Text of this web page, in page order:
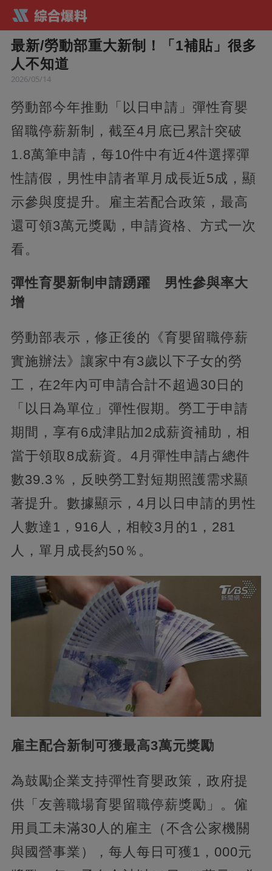
最新/勞動部重大新制！「1補貼」很多
人不知道
2026/05/14
勞動部今年推動「以日申請」彈性育嬰
留職停薪新制，截至4月底已累計突破
1.8萬筆申請，每10件中有近4件選擇彈
性請假，男性申請者單月成長近5成，顯
示參與度提升。雇主若配合政策，最高
還可領3萬元獎勵，申請資格、方式一次
看。
彈性育嬰新制申請踴躍 男性參與率大
增
勞動部表示，修正後的《育嬰留職停薪
實施辦法》讓家中有3歲以下子女的勞
工，在2年內可申請合計不超過30日的
「以日為單位」彈性假期。勞工于申請
期間，享有6成津貼加2成薪資補助，相
當于領取8成薪資。4月彈性申請占總件
數39.3％，反映勞工對短期照護需求顯
著提升。數據顯示，4月以日申請的男性
人數達1，916人，相較3月的1，281
人，單月成長約50％。
雇主配合新制可獲最高3萬元獎勵
為鼓勵企業支持彈性育嬰政策，政府提
供「友善職場育嬰留職停薪獎勵」。僱
用員工未滿30人的雇主（不含公家機關
與國營事業），每人每日可獲1，000元